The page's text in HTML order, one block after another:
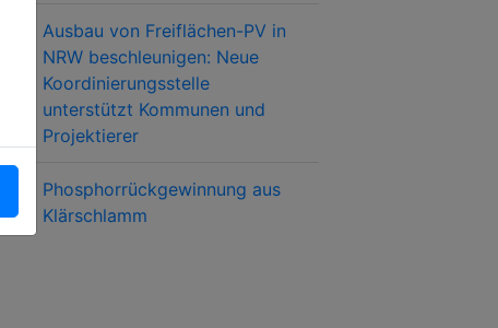
Ausbau von Freiflächen-PV in
NRW beschleunigen: Neue
Koordinierungsstelle
unterstützt Kommunen und
Projektierer
Phosphorrückgewinnung aus
Klärschlamm